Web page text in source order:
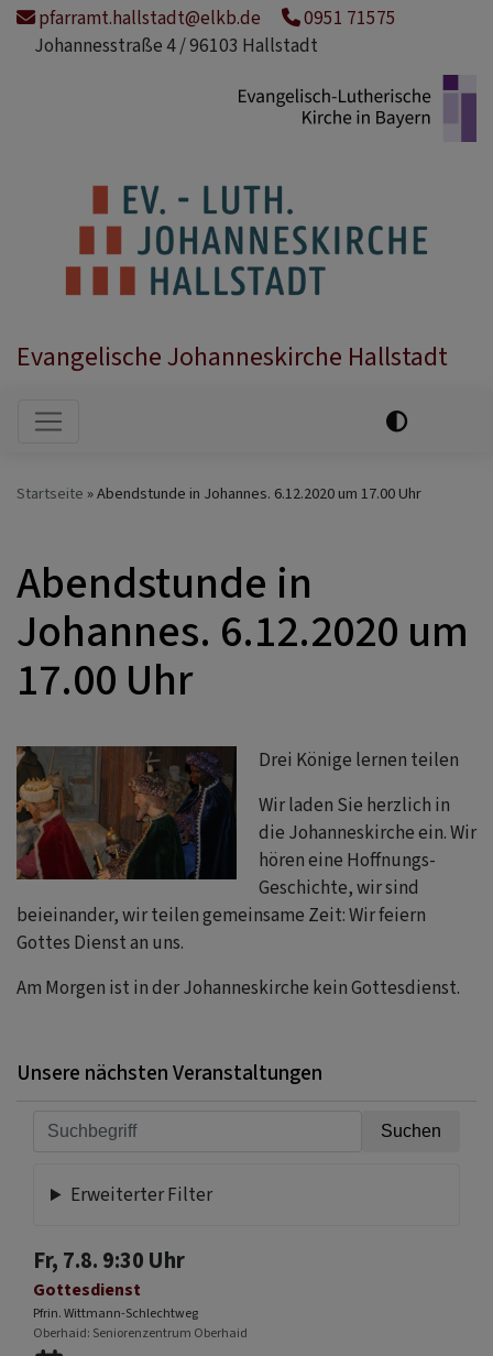
Direktpfarramt.hallstadt@elkb.de
0951 71575
Johannesstraße 4 / 96103 Hallstadt
Evangelische Johanneskirche Hallstadt
Hauptnavigation
Startseite Abendstunde in Johannes. 6.12.2020 um 17.00 Uhr
Abendstunde in
Johannes. 6.12.2020 um
17.00 Uhr
Drei Könige lernen teilen
Wir laden Sie herzlich in
die Johanneskirche ein. Wir
hören eine Hoffnungs-
Geschichte, wir sind
beieinander, wir teilen gemeinsame Zeit: Wir feiern
Gottes Dienst an uns.
Am Morgen ist in der Johanneskirche kein Gottesdienst.
Unsere nächsten Veranstaltungen
Erweiterter Filter
Fr, 7.8. 9:30 Uhr
Gottesdienst
Pfrin. Wittmann-Schlechtweg
Oberhaid Seniorenzentrum Oberhaid